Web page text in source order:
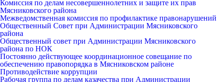
Комиссия по делам несовершеннолетних и защите их прав
Мясниковского района
Межведомственная комиссия по профилактике правонарушений
Общественный Совет при Администрации Мясниковского
района
Общественный совет при Администрации Мясниковского
района по НОК
Постоянно действующее координационное совещание по
обеспечению правопорядка в Мясниковском районе
Противодействие коррупции
Рабочая группа по делам казачества при Администрации